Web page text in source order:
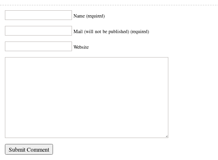
Name (required)
Mail (will not be published) (required)
Website